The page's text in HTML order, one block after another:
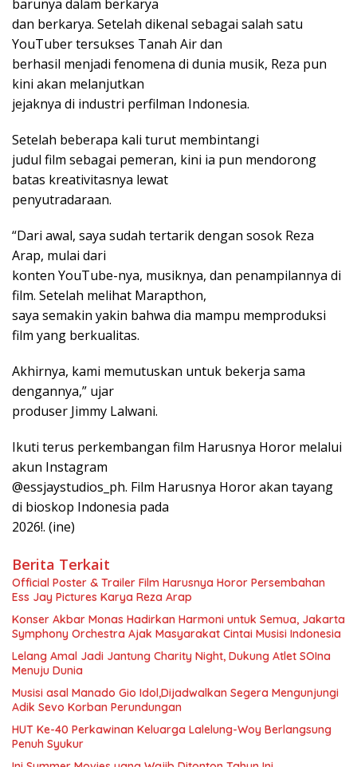
barunya dalam berkarya
dan berkarya. Setelah dikenal sebagai salah satu
YouTuber tersukses Tanah Air dan
berhasil menjadi fenomena di dunia musik, Reza pun
kini akan melanjutkan
jejaknya di industri perfilman Indonesia.
Setelah beberapa kali turut membintangi
judul film sebagai pemeran, kini ia pun mendorong
batas kreativitasnya lewat
penyutradaraan.
“Dari awal, saya sudah tertarik dengan sosok Reza
Arap, mulai dari
konten YouTube-nya, musiknya, dan penampilannya di
film. Setelah melihat Marapthon,
saya semakin yakin bahwa dia mampu memproduksi
film yang berkualitas.
Akhirnya, kami memutuskan untuk bekerja sama
dengannya,” ujar
produser Jimmy Lalwani.
Ikuti terus perkembangan film Harusnya Horor melalui
akun Instagram
@essjaystudios_ph. Film Harusnya Horor akan tayang
di bioskop Indonesia pada
2026!. (ine)
Berita Terkait
Official Poster & Trailer Film Harusnya Horor Persembahan
Ess Jay Pictures Karya Reza Arap
Konser Akbar Monas Hadirkan Harmoni untuk Semua, Jakarta
Symphony Orchestra Ajak Masyarakat Cintai Musisi Indonesia
Lelang Amal Jadi Jantung Charity Night, Dukung Atlet SOIna
Menuju Dunia
Musisi asal Manado Gio Idol,Dijadwalkan Segera Mengunjungi
Adik Sevo Korban Perundungan
‎HUT Ke-40 Perkawinan Keluarga Lalelung-Woy Berlangsung
Penuh Syukur